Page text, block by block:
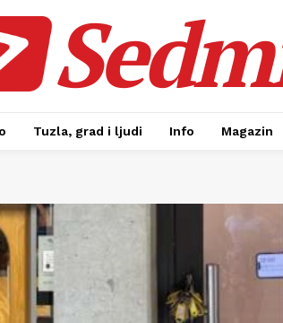
Tuzla, grad i ljudi Info Magazin